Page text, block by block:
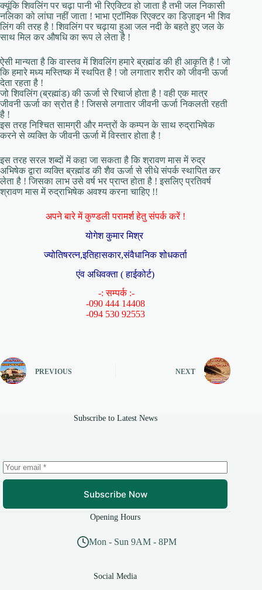
क्यूंकि शिवलिंग पर चढ़ा पानी भी रिएक्टिव हो जाता है तभी जल निकासी
नलिका को लांघा नहीं जाता ! भाभा एटॉमिक रिएक्टर का डिज़ाइन भी शिव
लिंग की तरह है ! शिवलिंग पर चढ़ाया हुआ जल नदी के बहते हुए जल के
साथ मिल कर औषधि का रूप ले लेता है !
ऐसी मान्यता है कि वास्तव में शिवलिंग हमारे ब्रह्मांड की ही आकृति है ! जो
कि हमारे मध्य मस्तिष्क में स्थपित है ! जो लगातार शरीर को जीवनी ऊर्जा
देता रहता है !
जो शिवलिंग (ब्रह्मांड) की ऊर्जा से रिचार्ज होता है ! वही एक मात्र
जीवनी ऊर्जा का स्रोत है ! जिससे लगातार जीवनी ऊर्जा निकलती रहती
है !
इस तरह निश्चित सामग्री और मन्त्रों के कम्पन के साथ रुद्राभिषेक
करने से व्यक्ति के जीवनी ऊर्जा में विस्तार होता है !
इस तरह सरल शब्दों में कहा जा सकता है कि श्रावण मास में रुद्र
अभिषेक द्वारा व्यक्ति ब्रह्मांड की शैव ऊर्जा से सीधे संपर्क स्थापित कर
लेता है ! जिसका लाभ उसे वर्ष भर प्राप्त होता है ! इसलिए प्रतिवर्ष
श्रावण मास में रुद्राभिषेक अवश्य करना चाहिए !!
अपने बारे में कुण्डली परामर्श हेतु संपर्क करें !
योगेश कुमार मिश्र
ज्योतिषरत्न,इतिहासकार,संवैधानिक शोधकर्ता
एंव अधिवक्ता ( हाईकोर्ट)
-: सम्पर्क :-
-090 444 14408
-094 530 92553
PREVIOUS NEXT
Subscribe to Latest News
Subscribe Now
Opening Hours
Mon - Sun 9AM - 8PM
Social Media